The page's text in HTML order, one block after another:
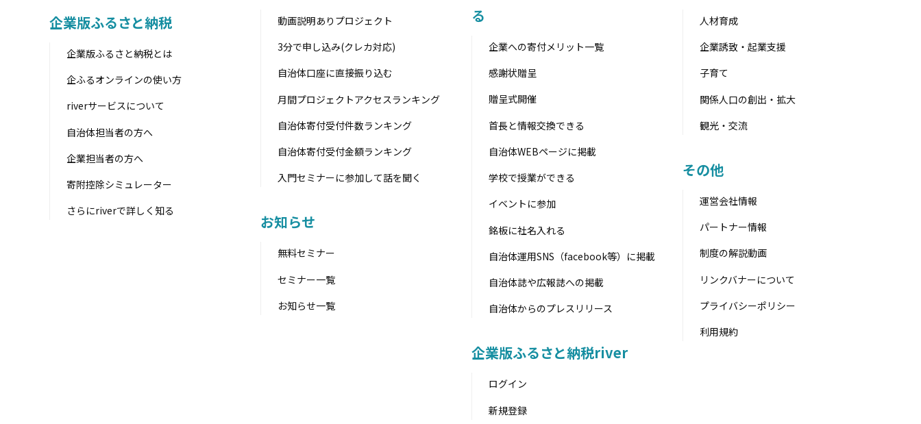
企業版ふるさと納税
企業版ふるさと納税とは
企ふるオンラインの使い方
riverサービスについて
自治体担当者の方へ
企業担当者の方へ
寄附控除シミュレーター
さらにriverで詳しく知る
動画説明ありプロジェクト
3分で申し込み(クレカ対応)
自治体口座に直接振り込む
月間プロジェクトアクセスランキング
自治体寄付受付件数ランキング
自治体寄付受付金額ランキング
入門セミナーに参加して話を聞く
お知らせ
無料セミナー
セミナー一覧
お知らせ一覧
る
企業への寄付メリット一覧
感謝状贈呈
贈呈式開催
首長と情報交換できる
自治体WEBページに掲載
学校で授業ができる
イベントに参加
銘板に社名入れる
自治体運用SNS（facebook等）に掲載
自治体誌や広報誌への掲載
自治体からのプレスリリース
企業版ふるさと納税river
ログイン
新規登録
人材育成
企業誘致・起業支援
子育て
関係人口の創出・拡大
観光・交流
その他
運営会社情報
パートナー情報
制度の解説動画
リンクバナーについて
プライバシーポリシー
利用規約